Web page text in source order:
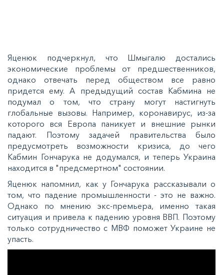
Яценюк подчеркнул, что Шмыгалю достались
экономические проблемы от предшественников,
однако отвечать перед обществом все равно
придется ему. А предыдущий состав Кабмина не
подумал о том, что страну могут настигнуть
глобальные вызовы. Например, коронавирус, из-за
которого вся Европа паникует и внешние рынки
падают. Поэтому задачей правительства было
предусмотреть возможности кризиса, до чего
Кабмин Гончарука не додумался, и теперь Украина
находится в "предсмертном" состоянии.
Яценюк напомнил, как у Гончарука рассказывали о
том, что падение промышленности - это не важно.
Однако по мнению экс-премьера, именно такая
ситуация и привела к падению уровня ВВП. Поэтому
только сотрудничество с МВФ поможет Украине не
упасть.